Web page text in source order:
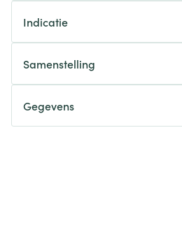
Indicatie
Samenstelling
Gegevens